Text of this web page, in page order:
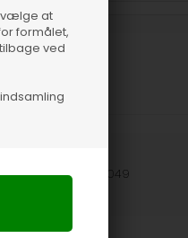
vælge at
formålet,
ved
29689-0049